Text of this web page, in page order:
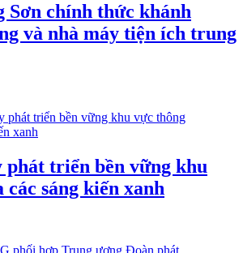
Sơn chính thức khánh
và nhà máy tiện ích trung
phát triển bền vững khu
các sáng kiến xanh